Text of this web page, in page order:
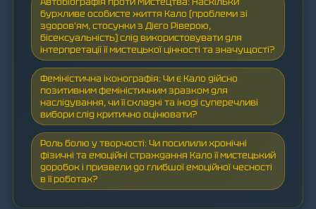
бурхливе особисте життя Кало (проблеми зі
здоров'ям, стосунки з Дієго Ріверою,
бісексуальність) слід використовувати для
інтерпретації її мистецької цінності та значущості?
Феміністична іконографія: Чи є Кало дійсно
позитивним феміністичним зразком для
наслідування, чи її складні та іноді суперечливі
вибори слід критично оцінювати?
Роль болю у творчості: Чи посилили хронічні
фізичні та емоційні страждання Кало її мистецький
доробок і призвели до глибшої емоційної чесності
в її роботах?